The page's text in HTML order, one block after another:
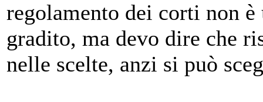
regolamento dei corti non è
gradito, ma devo dire che
nelle scelte, anzi si può